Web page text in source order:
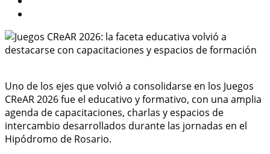
Uno de los ejes que volvió a consolidarse en los Juegos
CReAR 2026 fue el educativo y formativo, con una amplia
agenda de capacitaciones, charlas y espacios de
intercambio desarrollados durante las jornadas en el
Hipódromo de Rosario.